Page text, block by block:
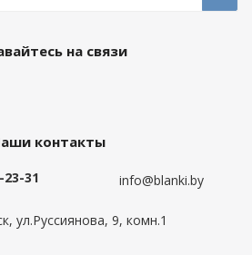
на связи
контакты
23-31 info@blanki.by
ул.Руссиянова, 9, комн.1